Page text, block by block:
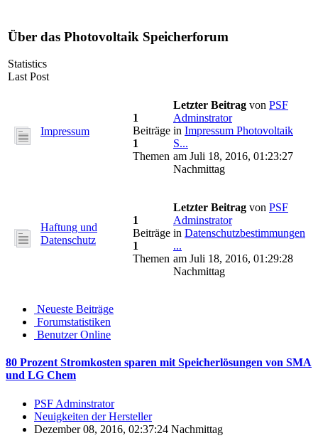
Über das Photovoltaik Speicherforum
Statistics
Last Post
Impressum
1
Beiträge
1
Themen
Letzter Beitrag von PSF
Adminstrator
in Impressum Photovoltaik
S...
am Juli 18, 2016, 01:23:27
Nachmittag
Haftung und
Datenschutz
1
Beiträge
1
Themen
Letzter Beitrag von PSF
Adminstrator
in Datenschutzbestimmungen
...
am Juli 18, 2016, 01:29:28
Nachmittag
Neueste Beiträge
Forumstatistiken
Benutzer Online
80 Prozent Stromkosten sparen mit Speicherlösungen von SMA
und LG Chem
PSF Adminstrator
Neuigkeiten der Hersteller
Dezember 08, 2016, 02:37:24 Nachmittag